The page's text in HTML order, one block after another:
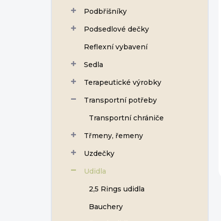
Podbřišníky
Podsedlové dečky
Reflexní vybavení
Sedla
Terapeutické výrobky
Transportní potřeby
Transportní chrániče
Třmeny, řemeny
Uzdečky
Udidla
2,5 Rings udidla
Bauchery